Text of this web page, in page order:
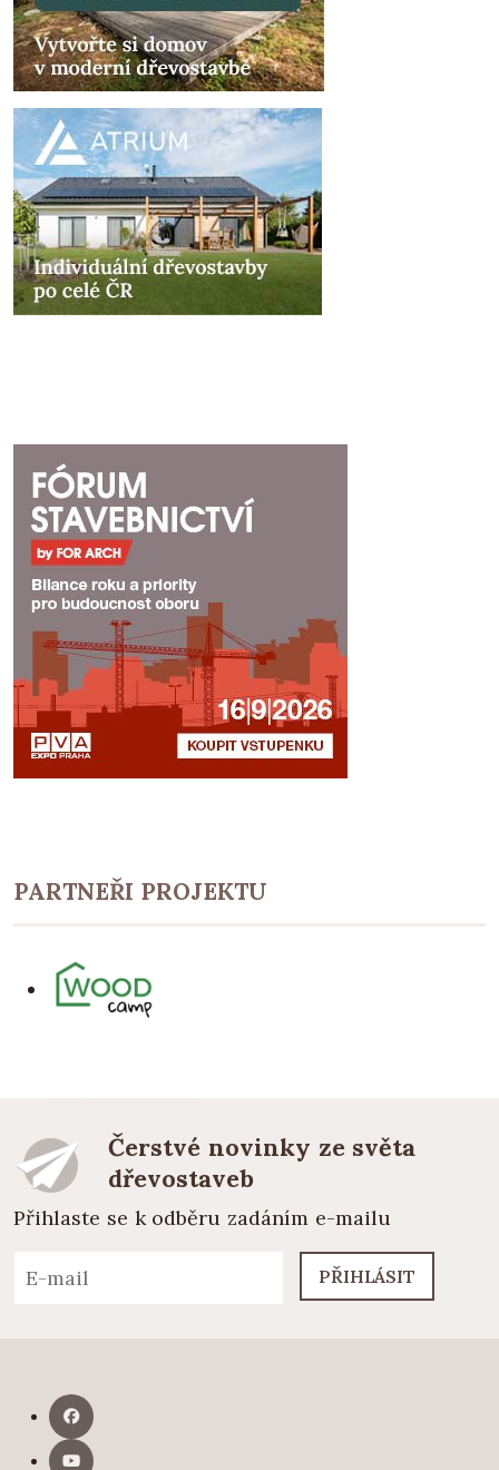
PARTNEŘI PROJEKTU
Čerstvé novinky ze světa
dřevostaveb
Přihlaste se k odběru zadáním e-mailu
PŘIHLÁSIT